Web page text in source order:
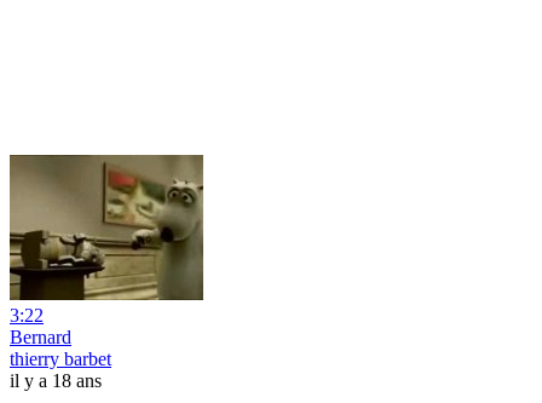
3:22
Bernard
thierry barbet
il y a 18 ans